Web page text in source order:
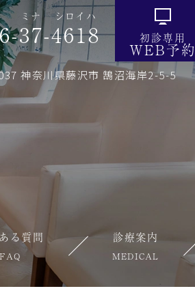
37
ミナ
-4618
シロイハ
初診専用
WEB予約
神奈川県藤沢市 鵠沼海岸2-5-5
る質問
FAQ
診療案内
MEDICAL